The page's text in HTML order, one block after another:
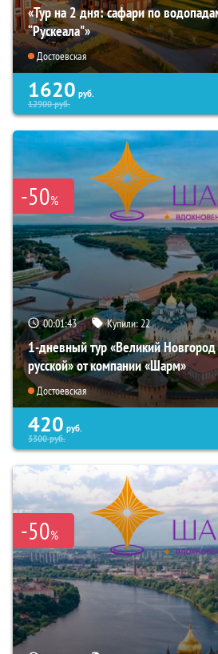
«Тур на 2 дня: сафари по
“Рускеала"»
Достоевская
1620 руб.
12900руб.
-50%
00:01:42 Купили:22
1-дневный тур «Великий
русской» от компании «Шарм»
Достоевская
420 руб.
3300руб.
-50%